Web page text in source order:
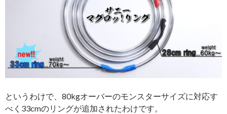
というわけで、80kgオーバーのモンスターサイズに対応す
べく33cmのリングが追加されたわけです。